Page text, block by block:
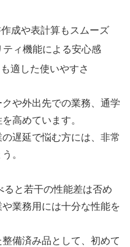
成や表計算もスムーズ
ィ機能による安心感
適した使いやすさ
や外出先での業務、通学
高めています。
遅延で悩む方には、非常
。
と若干の性能差は否め
業務用には十分な性能を
備済み品として、初めて